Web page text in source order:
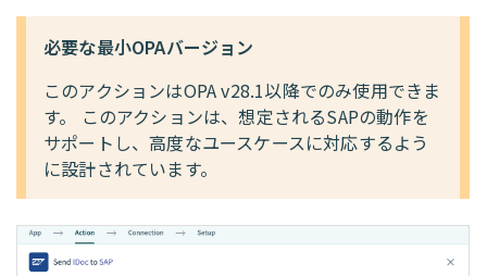
必要な最小OPAバージョン
このアクションはOPA v28.1以降でのみ使用できま
す。 このアクションは、想定されるSAPの動作を
サポートし、高度なユースケースに対応するよう
に設計されています。